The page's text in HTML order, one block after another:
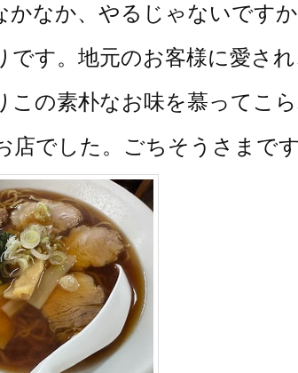
かなか、やるじゃないです
です。地元のお客様に愛され
この素朴なお味を慕ってこ
店でした。ごちそうさまで